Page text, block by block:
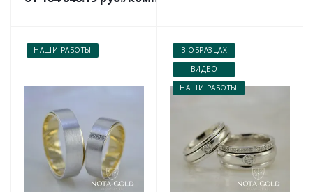
НАШИ РАБОТЫ
В ОБРАЗЦАХ
ВИДЕО
НАШИ РАБОТЫ